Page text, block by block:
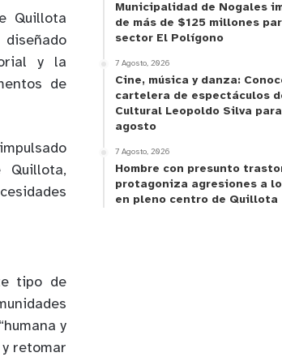
Quillota
y la
de
tipo de
y
retomar
Municipalidad de Nogales
de más de $125 millones
sector El Polígono
7 Agosto, 2026
Cine, música y danza:
cartelera de espectáculos
Cultural Leopoldo Silva
agosto
7 Agosto, 2026
Hombre con presunto
protagoniza agresiones a
en pleno centro de Quillota